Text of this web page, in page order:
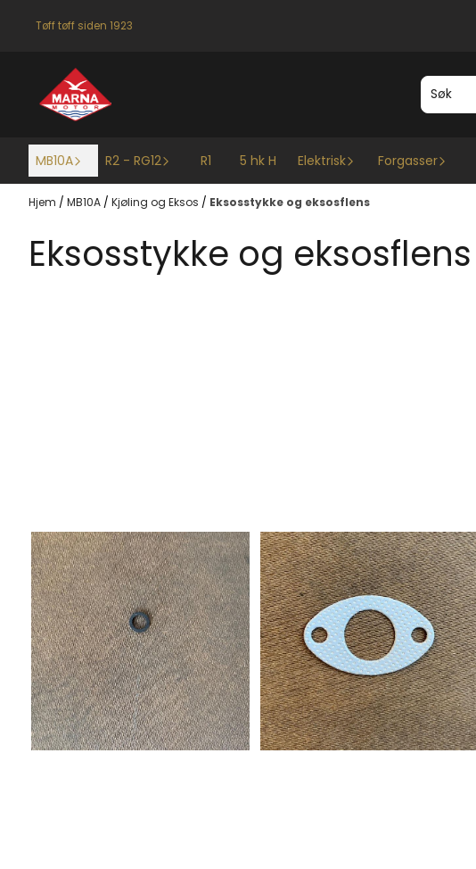
Hopp til innhold
Tøff tøff siden 1923
MB10A R2 - RG12 R1 5 hk H Elektrisk Forgasser
Hjem / MB10A / Kjøling og Eksos / Eksosstykke og eksosflens
Eksosstykke og eksosflens